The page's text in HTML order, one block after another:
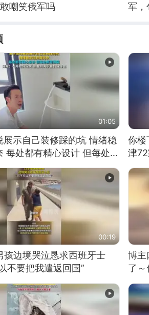
嘲笑俄军吗
军，
01:05
展示自己装修踩的坑 情绪稳
每处都有精心设计 但每处都
一开始我没笑 但看到洗手盆
你楼
津
00:19
孩边境哭泣恳求西班牙士
不要把我遣返回国”
博主
了～
位
日电